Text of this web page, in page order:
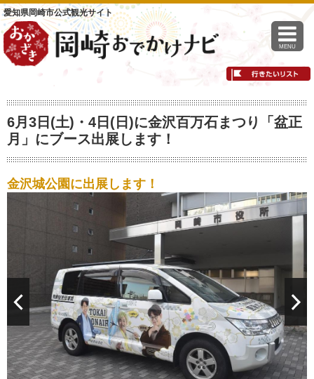
愛知県岡崎市公式観光サイト
MENU
6月3日(土)・4日(日)に金沢百万石まつり「盆正
月」にブース出展します！
金沢城公園に出展します！